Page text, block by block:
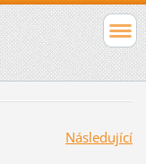
Následující